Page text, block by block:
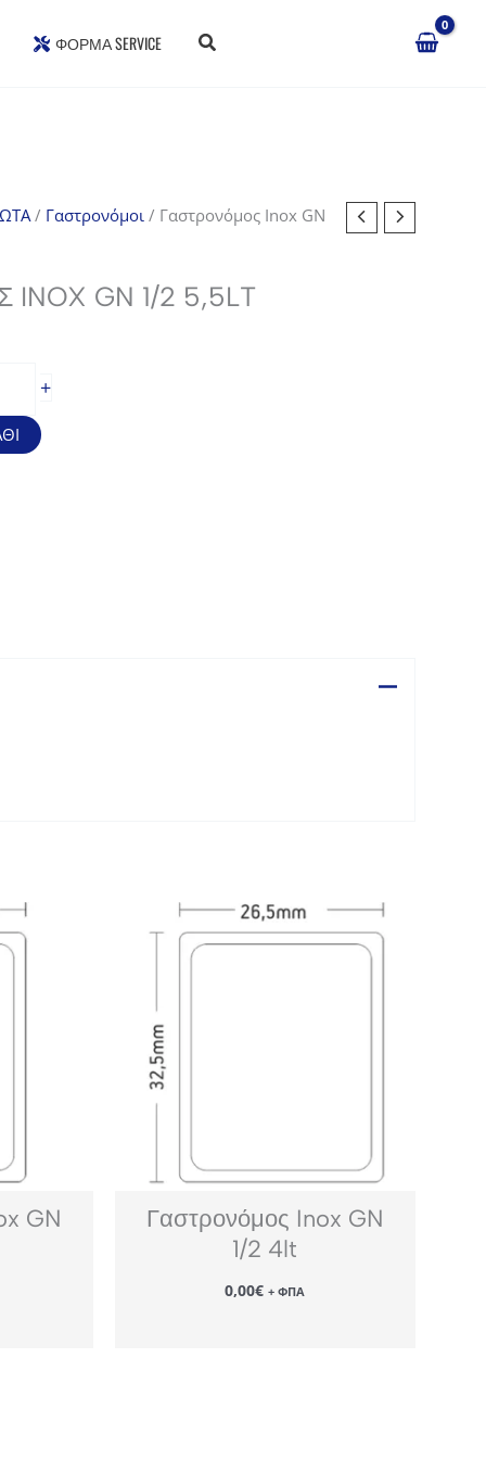
ΦΌΡΜΑ SERVICE
/ Γαστρονόμοι/ Γαστρονόμος Inox GN
GN 1/2 5,5LT
+
GN
Γαστρονόμος Inox GN
1/2 4lt
0,00€ + ΦΠΑ